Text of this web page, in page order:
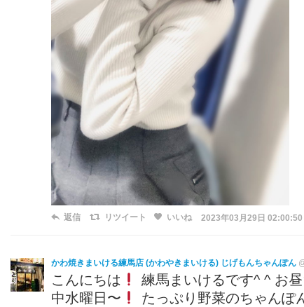
返信 リツイート いいね 2023年03月29日 02:00:50
かわ焼きまいける練馬店 (かわやきまいける) じげもんちゃんぽん
こんにちは 練馬まいけるです^ ^ お
中水曜日〜
たっぷり野菜のちゃんぽ